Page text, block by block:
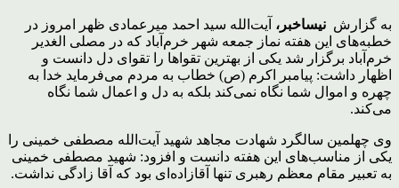
به گزارش نیساخبر، آیت‌الله سید احمد میرعمادی ظهر امروز در
خطبه‌های این هفته نماز جمعه شهر خرم‌آباد که در مصلی الغدیر
خرم‌آباد برگزار شد یکی از بهترین تقواها را تقوای دل دانست و
اظهار داشت: پیامبر اکرم (ص) خطاب به مردم می‌فرماید خدا به
چهره و اموال شما نگاه نمی‌کند بلکه به دل و اعمال شما نگاه
می‌کند.
وی چهلمین سالگرد شهادت مجاهد شهید آیت‌الله مصطفی خمینی را
یکی از مناسب‌های این هفته دانست و افزود: شهید مصطفی خمینی
به تعبیر مقام معظم رهبری تنها آقازاده‌ای بود که آقا زادگی نداشت.